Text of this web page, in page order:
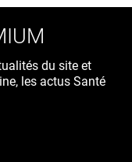
du site et
les actus Santé